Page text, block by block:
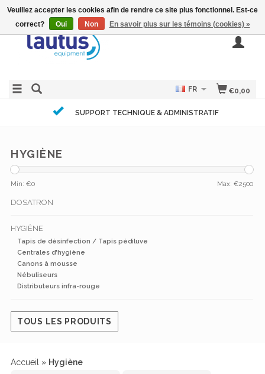
€0,00
FR
SUPPORT TECHNIQUE & ADMINISTRATIF
HYGIÈNE
Min: €0 Max: €2500
DOSATRON
HYGIÈNE
Tapis de désinfection / Tapis pédiluve
Centrales d'hygiène
Canons à mousse
Nébuliseurs
Distributeurs infra-rouge
TOUS LES PRODUITS
Accueil » Hygiène
Veuillez accepter les cookies afin de rendre ce site plus fonctionnel. Est-ce
correct?
Oui Non En savoir plus sur les témoins (cookies) »